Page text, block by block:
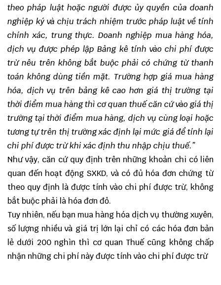
theo pháp luật hoặc người được ủy quyền của doanh
nghiệp ký và chịu trách nhiệm trước pháp luật về tính
chính xác, trung thực. Doanh nghiệp mua hàng hóa,
dịch vụ được phép lập Bảng kê tính vào chi phí được
trừ nêu trên không bắt buộc phải có chứng từ thanh
toán không dùng tiền mặt. Trường hợp giá mua hàng
hóa, dịch vụ trên bảng kê cao hơn giá thị trường tại
thời điểm mua hàng thì cơ quan thuế căn cứ vào giá thị
trường tại thời điểm mua hàng, dịch vụ cùng loại hoặc
tương tự trên thị trường xác định lại mức giá để tính lại
chi phí được trừ khi xác định thu nhập chịu thuế.”
Như vậy, căn cứ quy định trên những khoản chi có liên
quan đến hoạt động SXKD, và có đủ hóa đơn chứng từ
theo quy định là được tính vào chi phí được trừ, không
bắt buộc phải là hóa đơn đỏ.
Tuy nhiên, nếu bạn mua hàng hóa dịch vụ thường xuyên,
số lượng nhiều và giá trị lớn lại chỉ có các hóa đơn bản
lẻ dưới 200 nghìn thì cơ quan Thuế cũng không chấp
nhận những chi phí này được tính vào chi phí được trừ